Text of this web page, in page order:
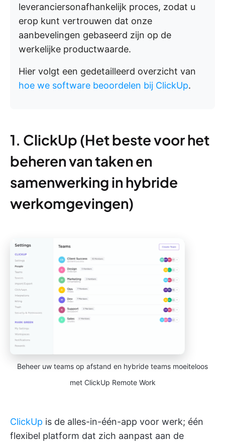
leveranciersonafhankelijk proces, zodat u
erop kunt vertrouwen dat onze
aanbevelingen gebaseerd zijn op de
werkelijke productwaarde.
Hier volgt een gedetailleerd overzicht van
hoe we software beoordelen bij ClickUp.
1. ClickUp (Het beste voor het
beheren van taken en
samenwerking in hybride
werkomgevingen)
Beheer uw teams op afstand en hybride teams moeiteloos
met ClickUp Remote Work
ClickUp is de alles-in-één-app voor werk; één
flexibel platform dat zich aanpast aan de